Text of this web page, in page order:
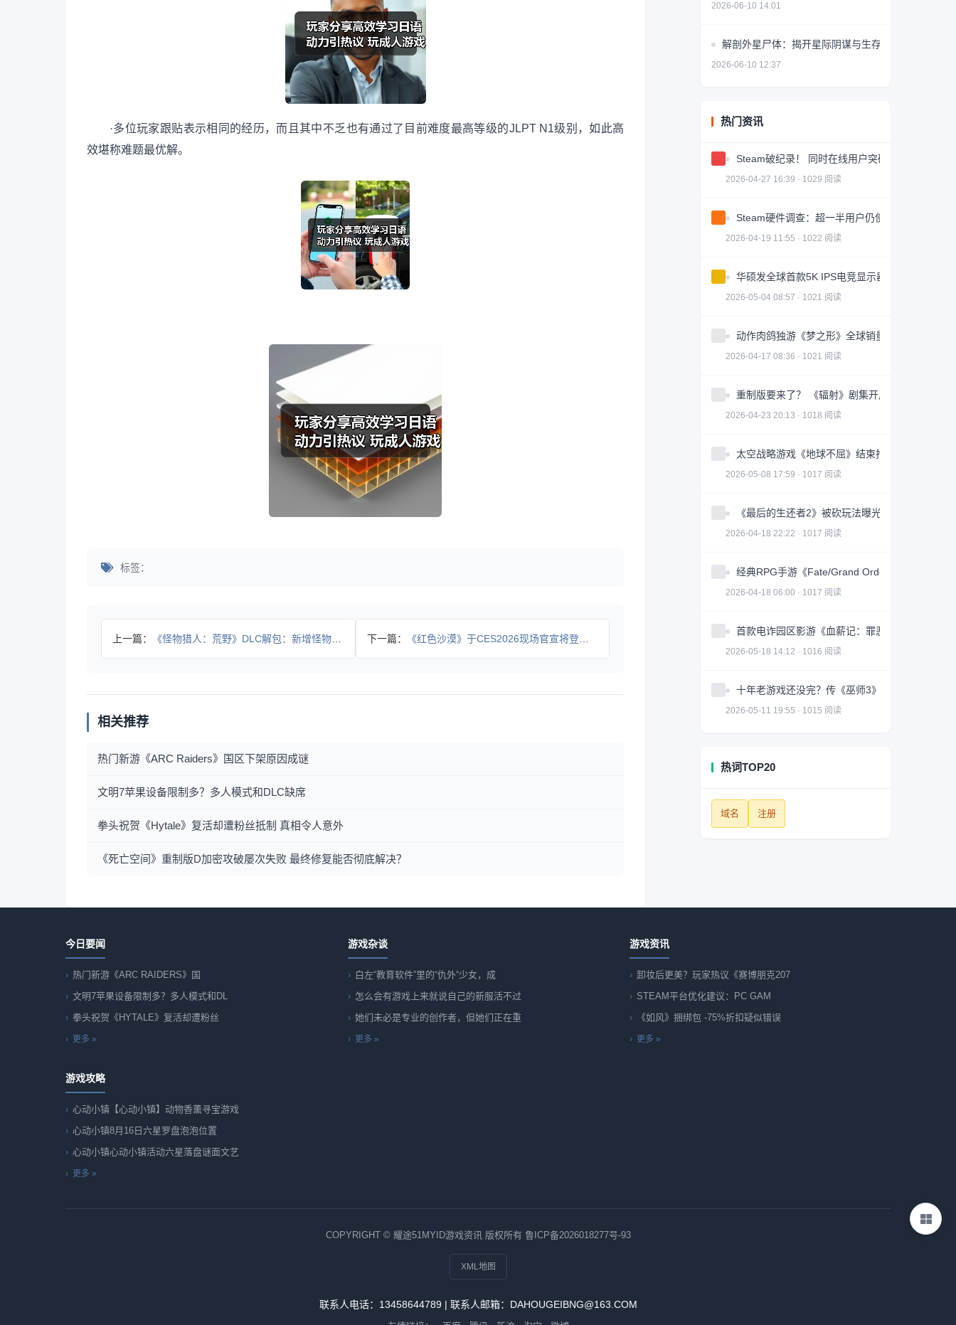
·多位玩家跟贴表示相同的经历，而且其中不乏也有通过了目前难度最高等级的JLPT N1级别，如此高
效堪称难题最优解。
标签：
上一篇： 《怪物猎人：荒野》DLC解包：新增怪物数量或持平《冰原》！ 下一篇： 《红色沙漠》于CES2026现场官宣将登陆NVIDIA Ge
相关推荐
热门新游《ARC Raiders》国区下架原因成谜
文明7苹果设备限制多？多人模式和DLC缺席
拳头祝贺《Hytale》复活却遭粉丝抵制 真相令人意外
《死亡空间》重制版D加密攻破屡次失败 最终修复能否彻底解决？
2026-06-10 14:01
解剖外星尸体：揭开星际阴谋与生存抉择
2026-06-10 12:37
热门资讯
Steam破纪录！ 同时在线用户突破4180万
2026-04-27 16:39 · 1029 阅读
Steam硬件调查：超一半用户仍使用1080P分辨率
2026-04-19 11:55 · 1022 阅读
华硕发全球首款5K IPS电竞显示器 5090D带不动
2026-05-04 08:57 · 1021 阅读
动作肉鸽独游《梦之形》全球销量破100万份，
2026-04-17 08:36 · 1021 阅读
重制版要来了？ 《辐射》剧集开启神秘倒计时
2026-04-23 20:13 · 1018 阅读
太空战略游戏《地球不屈》结束抢先体验 正式推
2026-05-08 17:59 · 1017 阅读
《最后的生还者2》被砍玩法曝光：迫使敌人举手
2026-04-18 22:22 · 1017 阅读
经典RPG手游《Fate/Grand Order》推出10周年
2026-04-18 06:00 · 1017 阅读
首款电诈园区影游《血薪记：罪恶园区》上线
2026-05-18 14:12 · 1016 阅读
十年老游戏还没完？传《巫师3》神秘资料片获多
2026-05-11 19:55 · 1015 阅读
热词TOP20
域名 注册
今日要闻
热门新游《ARC RAIDERS》国
文明7苹果设备限制多？多人模式和DL
拳头祝贺《HYTALE》复活却遭粉丝
更多 »
游戏杂谈
白左“教育软件”里的“仇外“少女，成
怎么会有游戏上来就说自己的新服活不过
她们未必是专业的创作者，但她们正在重
更多 »
游戏资讯
卸妆后更美？玩家热议《赛博朋克207
STEAM平台优化建议：PC GAM
《如风》捆绑包 -75%折扣疑似错误
更多 »
游戏攻略
心动小镇【心动小镇】动物香薰寻宝游戏
心动小镇8月16日六星罗盘泡泡位置
心动小镇心动小镇活动六星落盘谜面文艺
更多 »
COPYRIGHT © 耀途51MYID游戏资讯 版权所有 鲁ICP备2026018277号-93
XML地图
联系人电话：13458644789 | 联系人邮箱：DAHOUGEIBNG@163.COM